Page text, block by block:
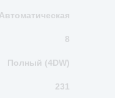
Автоматическая
8
Полный (4DW)
231